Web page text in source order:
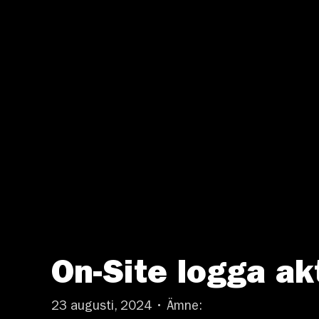
On-Site logga
23 augusti, 2024 • Ämne: